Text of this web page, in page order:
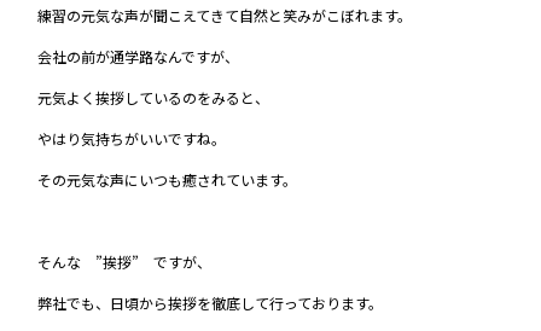
練習の元気な声が聞こえてきて自然と笑みがこぼれます。
会社の前が通学路なんですが、
元気よく挨拶しているのをみると、
やはり気持ちがいいですね。
その元気な声にいつも癒されています。
そんな ”挨拶” ですが、
弊社でも、日頃から挨拶を徹底して行っております。